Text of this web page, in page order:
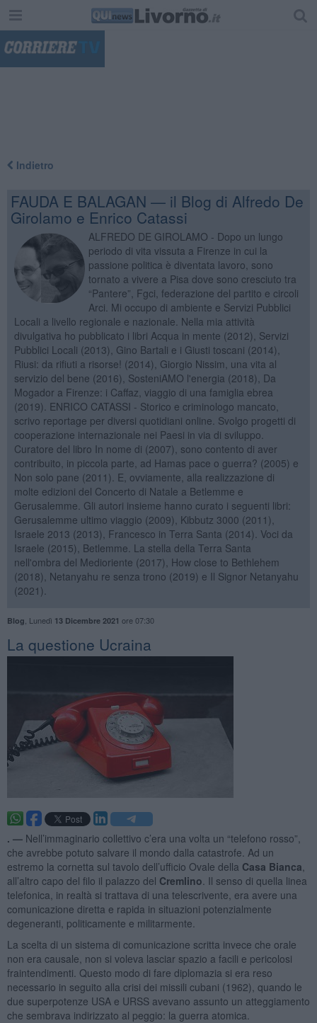
Indietro
FAUDA E BALAGAN — il Blog di Alfredo De
Girolamo e Enrico Catassi
ALFREDO DE GIROLAMO - Dopo un lungo
periodo di vita vissuta a Firenze in cui la
passione politica è diventata lavoro, sono
tornato a vivere a Pisa dove sono cresciuto tra
“Pantere”, Fgci, federazione del partito e circoli
Arci. Mi occupo di ambiente e Servizi Pubblici
Locali a livello regionale e nazionale. Nella mia attività
divulgativa ho pubblicato i libri Acqua in mente (2012), Servizi
Pubblici Locali (2013), Gino Bartali e i Giusti toscani (2014),
Riusi: da rifiuti a risorse! (2014), Giorgio Nissim, una vita al
servizio del bene (2016), SosteniAMO l'energia (2018), Da
Mogador a Firenze: i Caffaz, viaggio di una famiglia ebrea
(2019). ENRICO CATASSI - Storico e criminologo mancato,
scrivo reportage per diversi quotidiani online. Svolgo progetti di
cooperazione internazionale nei Paesi in via di sviluppo.
Curatore del libro In nome di (2007), sono contento di aver
contribuito, in piccola parte, ad Hamas pace o guerra? (2005) e
Non solo pane (2011). E, ovviamente, alla realizzazione di
molte edizioni del Concerto di Natale a Betlemme e
Gerusalemme. Gli autori insieme hanno curato i seguenti libri:
Gerusalemme ultimo viaggio (2009), Kibbutz 3000 (2011),
Israele 2013 (2013), Francesco in Terra Santa (2014). Voci da
Israele (2015), Betlemme. La stella della Terra Santa
nell'ombra del Medioriente (2017), How close to Bethlehem
(2018), Netanyahu re senza trono (2019) e Il Signor Netanyahu
(2021).
Blog Lunedì 13 Dicembre 2021 ore 07:30
La questione Ucraina
. — Nell’immaginario collettivo c’era una volta un “telefono rosso”,
che avrebbe potuto salvare il mondo dalla catastrofe. Ad un
estremo la cornetta sul tavolo dell’ufficio Ovale della Casa Bianca
all’altro capo del filo il palazzo del Cremlino . Il senso di quella linea
telefonica, in realtà si trattava di una telescrivente, era avere una
comunicazione diretta e rapida in situazioni potenzialmente
degeneranti, politicamente e militarmente.
La scelta di un sistema di comunicazione scritta invece che orale
non era causale, non si voleva lasciar spazio a facili e pericolosi
fraintendimenti. Questo modo di fare diplomazia si era reso
necessario in seguito alla crisi dei missili cubani (1962), quando le
due superpotenze USA e URSS avevano assunto un atteggiamento
che sembrava indirizzato al peggio: la guerra atomica.